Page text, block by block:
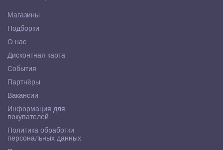
Магазины
Подборки
О нас
Дисконтная карта
События
Партнёры
Вакансии
Информация для
покупателей
Политика обработки
персональных данных